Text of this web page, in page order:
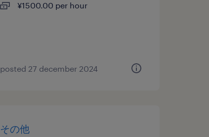
¥1500.00 per hour
posted 27 december 2024
その他